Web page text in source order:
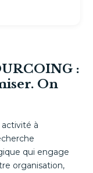
:
On
à
qui engage
organisation,